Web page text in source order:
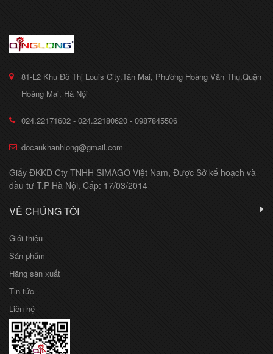
81-L2 Khu Đô Thị Louis City,Tân Mai, Phường Hoàng Văn Thụ,Quận
Hoàng Mai, Hà Nội
024.22171602 - 024.22180620 - 0987845506
docaukhanhlong@gmail.com
Giấy ĐKKD Cty TNHH SIMAGO Việt Nam, Được Sở kế hoạch và
đầu tư T.P Hà Nội, Cấp: 17/03/2014
VỀ CHÚNG TÔI
Giới thiệu
Sản phẩm
Hãng sản xuất
Tin tức
Liên hệ